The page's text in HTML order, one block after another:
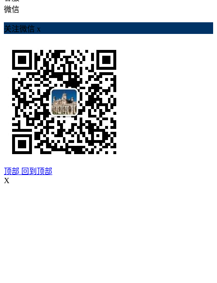
微信
关注微信 x
顶部 回到顶部
X